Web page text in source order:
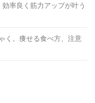
率良く筋力アップが叶う
く。痩せる食べ方、注意